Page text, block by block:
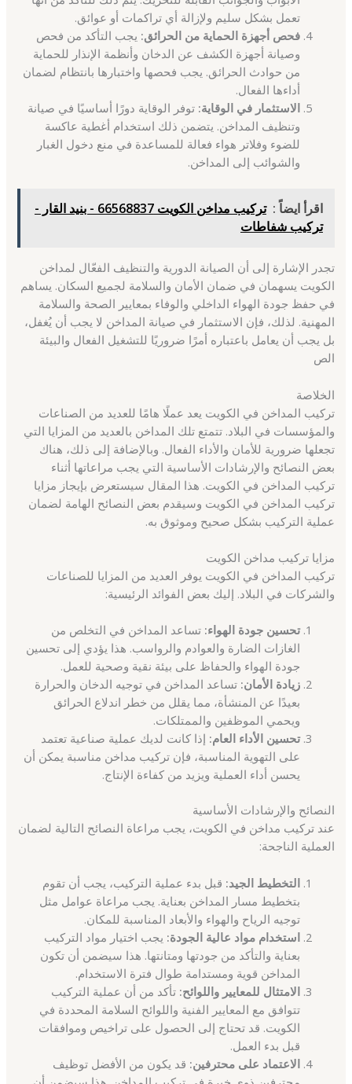
تعمل بشكل سليم ولإزالة أي تراكمات أو عوائق.
فحص أجهزة الحماية من الحرائق: يجب التأكد من فحص
وصيانة أجهزة الكشف عن الدخان وأنظمة الإنذار للحماية
من حوادث الحرائق. يجب فحصها واختبارها بانتظام لضمان
أداءها الفعال.
الاستثمار في الوقاية: توفر الوقاية دورًا أساسيًا في صيانة
وتنظيف المداخن. يتضمن ذلك استخدام أغطية عاكسة
للضوء وفلاتر هواء فعالة للمساعدة في منع دخول الغبار
والشوائب إلى المداخن.
اقرأ ايضاً :
تركيب مداخن الكويت 66568837 - بنيد القار -
تركيب شفاطات
تجدر الإشارة إلى أن الصيانة الدورية والتنظيف الفعّال لمداخن
الكويت يسهمان في ضمان الأمان والسلامة لجميع السكان. يساهم
في حفظ جودة الهواء الداخلي والوفاء بمعايير الصحة والسلامة
المهنية. لذلك، فإن الاستثمار في صيانة المداخن لا يجب أن يُغفل،
بل يجب أن يعامل باعتباره أمرًا ضروريًا للتشغيل الفعال والبيئة
الص
الخلاصة
تركيب المداخن في الكويت يعد عملًا هامًا للعديد من الصناعات
والمؤسسات في البلاد. تتمتع تلك المداخن بالعديد من المزايا التي
تجعلها ضرورية للأمان والأداء الفعال. وبالإضافة إلى ذلك، هناك
بعض النصائح والإرشادات الأساسية التي يجب مراعاتها أثناء
تركيب المداخن في الكويت. هذا المقال سيستعرض بإيجاز مزايا
تركيب المداخن في الكويت وسيقدم بعض النصائح الهامة لضمان
عملية التركيب بشكل صحيح وموثوق به.
مزايا تركيب مداخن الكويت
تركيب المداخن في الكويت يوفر العديد من المزايا للصناعات
والشركات في البلاد. إليك بعض الفوائد الرئيسية:
تحسين جودة الهواء: تساعد المداخن في التخلص من
الغازات الضارة والعوادم والرواسب. هذا يؤدي إلى تحسين
جودة الهواء والحفاظ على بيئة نقية وصحية للعمل.
زيادة الأمان: تساعد المداخن في توجيه الدخان والحرارة
بعيدًا عن المنشأة، مما يقلل من خطر اندلاع الحرائق
ويحمي الموظفين والممتلكات.
تحسين الأداء العام: إذا كانت لديك عملية صناعية تعتمد
على التهوية المناسبة، فإن تركيب مداخن مناسبة يمكن أن
يحسن أداء العملية ويزيد من كفاءة الإنتاج.
النصائح والإرشادات الأساسية
عند تركيب مداخن في الكويت، يجب مراعاة النصائح التالية لضمان
العملية الناجحة:
التخطيط الجيد: قبل بدء عملية التركيب، يجب أن تقوم
بتخطيط مسار المداخن بعناية. يجب مراعاة عوامل مثل
توجيه الرياح والهواء والأبعاد المناسبة للمكان.
استخدام مواد عالية الجودة: يجب اختيار مواد التركيب
بعناية والتأكد من جودتها ومتانتها. هذا سيضمن أن تكون
المداخن قوية ومستدامة طوال فترة الاستخدام.
الامتثال للمعايير واللوائح: تأكد من أن عملية التركيب
تتوافق مع المعايير الفنية واللوائح السلامة المحددة في
الكويت. قد تحتاج إلى الحصول على تراخيص وموافقات
قبل بدء العمل.
الاعتماد على محترفين: قد يكون من الأفضل توظيف